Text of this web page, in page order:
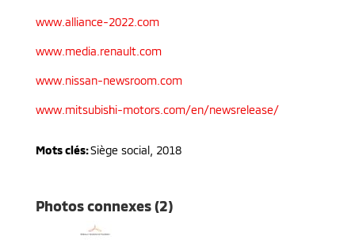
www.alliance-2022.com
www.media.renault.com
www.nissan-newsroom.com
www.mitsubishi-motors.com/en/newsrelease/
Mots clés:Siège social, 2018
Photos connexes (2)